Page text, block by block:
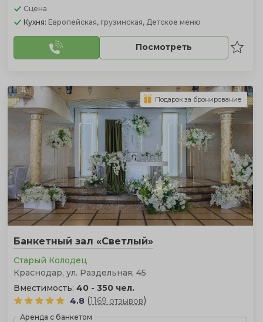
Сцена
Кухня: Европейская, грузинская, Детское меню
Посмотреть
Банкетный зал «Светлый»
Старый Колодец
Краснодар, ул. Раздельная, 45
Вместимость: 40 - 350 чел.
4.8 (1169 отзывов)
Аренда с банкетом
Подарок за бронирование